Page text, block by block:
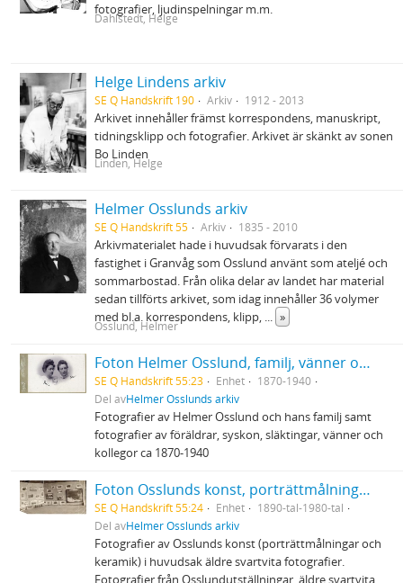
fotografier, ljudinspelningar m.m.
Dahlstedt, Helge
Helge Lindens arkiv
SE Q Handskrift 190 Arkiv 1912 - 2013
Arkivet innehåller främst korrespondens, manuskript,
tidningsklipp och fotografier. Arkivet är skänkt av sonen
Bo Linden
Linden, Helge
Helmer Osslunds arkiv
SE Q Handskrift 55 Arkiv 1835 - 2010
Arkivmaterialet hade i huvudsak förvarats i den
fastighet i Granvåg som Osslund använt som ateljé och
sommarbostad. Från olika delar av landet har material
sedan tillförts arkivet, som idag innehåller 36 volymer
med bl.a. korrespondens, klipp, ... »
Osslund, Helmer
Foton Helmer Osslund, familj, vänner och kollegor
SE Q Handskrift 55:23 Enhet
1870-1940
Del avHelmer Osslunds arkiv
Fotografier av Helmer Osslund och hans familj samt
fotografier av föräldrar, syskon, släktingar, vänner och
kollegor ca 1870-1940
Foton Osslunds konst, porträttmålningar och keramik
SE Q Handskrift 55:24 Enhet
1890-tal-1980-tal
Del avHelmer Osslunds arkiv
Fotografier av Osslunds konst (porträttmålningar och
keramik) i huvudsak äldre svartvita fotografier.
Fotografier från Osslundutställningar, äldre svartvita